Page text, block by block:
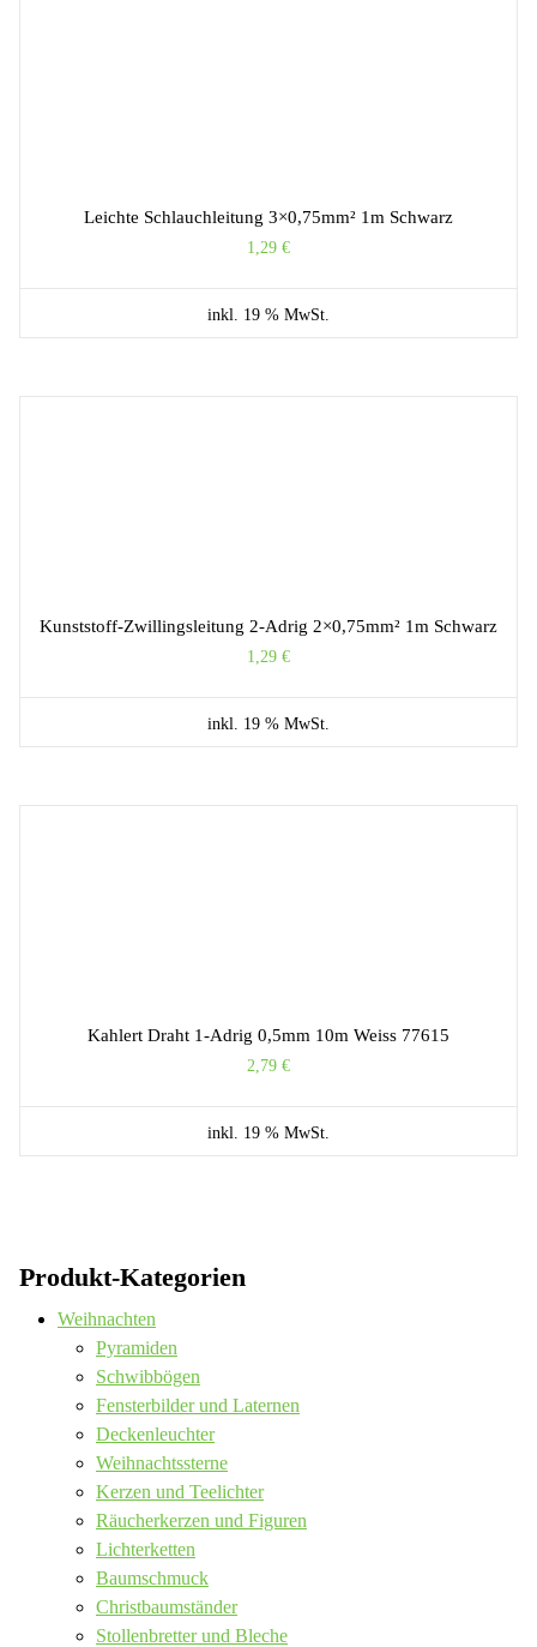
Leichte Schlauchleitung 3×0,75mm² 1m Schwarz
1,29 €
inkl. 19 % MwSt.
Kunststoff-Zwillingsleitung 2-Adrig 2×0,75mm² 1m Schwarz
1,29 €
inkl. 19 % MwSt.
Kahlert Draht 1-Adrig 0,5mm 10m Weiss 77615
2,79 €
inkl. 19 % MwSt.
Produkt-Kategorien
Weihnachten
Pyramiden
Schwibbögen
Fensterbilder und Laternen
Deckenleuchter
Weihnachtssterne
Kerzen und Teelichter
Räucherkerzen und Figuren
Lichterketten
Baumschmuck
Christbaumständer
Stollenbretter und Bleche